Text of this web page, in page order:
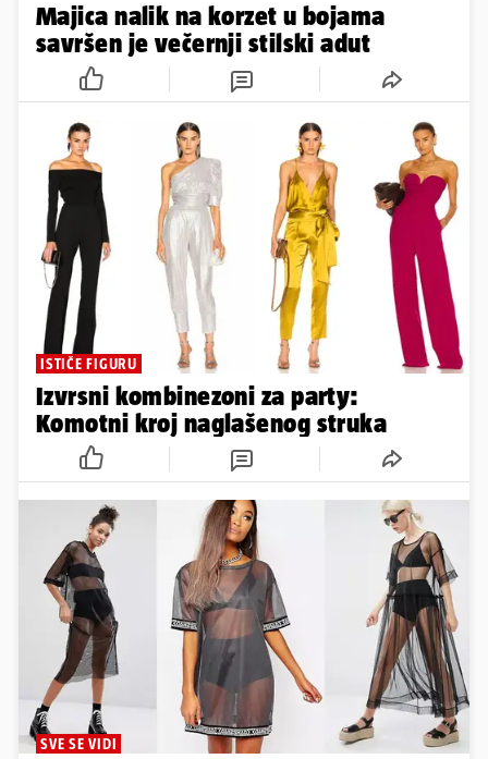
Majica nalik na korzet u bojama
savršen je večernji stilski adut
ISTIČE FIGURU
Izvrsni kombinezoni za party:
Komotni kroj naglašenog struka
SVE SE VIDI